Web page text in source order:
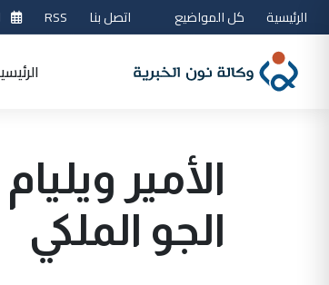
الرئيسية كل المواضيع اتصل بنا RSS
الأمير
الجو الملكي